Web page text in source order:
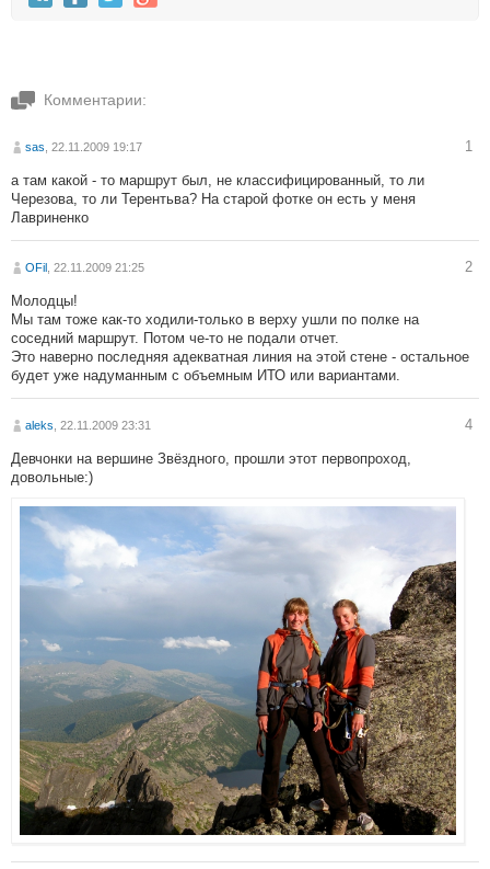
Комментарии:
sas , 22.11.2009 19:17 1
а там какой - то маршрут был, не классифицированный, то ли
Черезова, то ли Терентьва? На старой фотке он есть у меня
Лавриненко
OFil , 22.11.2009 21:25 2
Молодцы!
Мы там тоже как-то ходили-только в верху ушли по полке на
соседний маршрут. Потом че-то не подали отчет.
Это наверно последняя адекватная линия на этой стене - остальное
будет уже надуманным с объемным ИТО или вариантами.
aleks , 22.11.2009 23:31 4
Девчонки на вершине Звёздного, прошли этот первопроход,
довольные:)